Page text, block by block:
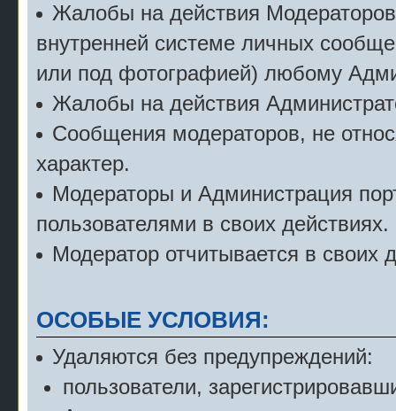
Жалобы на действия
внутренней системе личных
или под фотографией) любому
Жалобы на действия
Сообщения модераторов, не
характер.
Модераторы и Администрация
пользователями в своих действиях.
Модератор отчитывается в своих
ОСОБЫЕ УСЛОВИЯ:
Удаляются без предупреждений:
пользователи,